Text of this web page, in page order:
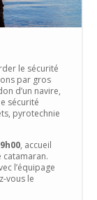
le sécurité
par gros
d’un navire,
sécurité
pyrotechnie
, accueil
l’équipage
vous le